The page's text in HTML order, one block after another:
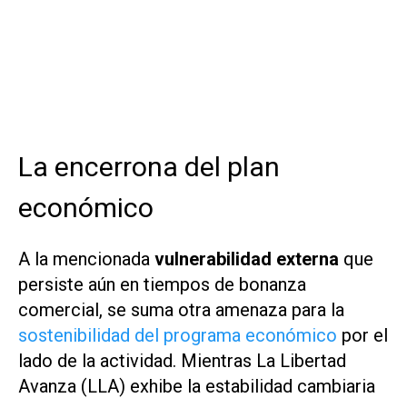
La encerrona del plan
económico
A la mencionada vulnerabilidad externa que
persiste aún en tiempos de bonanza
comercial, se suma otra amenaza para la
sostenibilidad del programa económico por el
lado de la actividad. Mientras La Libertad
Avanza (LLA) exhibe la estabilidad cambiaria